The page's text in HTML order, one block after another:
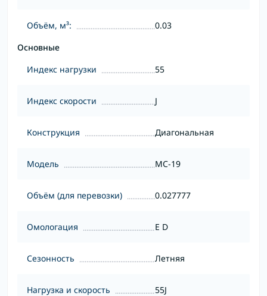
Объём, м³:
0.03
Основные
Индекс нагрузки
55
Индекс скорости J
Конструкция Диагональная
Модель MC-19
Объём (для перевозки) 0.027777
Омологация E D
Сезонность Летняя
Нагрузка и скорость 55J